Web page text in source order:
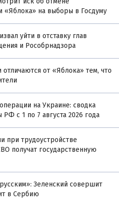
«Яблока» на выборы в Госдуму
уйти в отставку глав
и Рособрнадзора
от «Яблока» тем, что
на Украине: сводка
с 1 по 7 августа 2026 года
при трудоустройстве
получат государственную
Зеленский совершит
в Сербию